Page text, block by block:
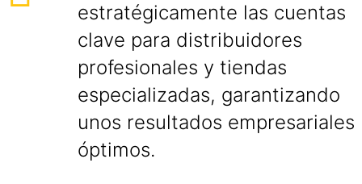
estratégicamente las cuentas
clave para distribuidores
profesionales y tiendas
especializadas, garantizando
unos resultados empresariales
óptimos.